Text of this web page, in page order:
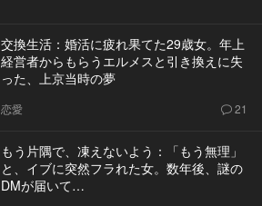
交換生活：婚活に疲れ果てた29歳女。年上
経営者からもらうエルメスと引き換えに失
った、上京当時の夢
恋愛 21
もう片隅で、凍えないよう：「もう無理」
と、イブに突然フラれた女。数年後、謎の
DMが届いて…